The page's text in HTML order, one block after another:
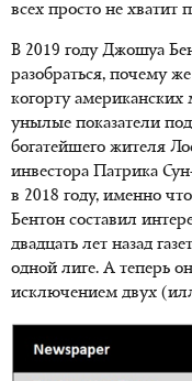
всех просто не хватит
В 2019 году Джошуа
разобраться, почему
когорту американских
унылые показатели
богатейшего жителя
инвестора Патрика
в 2018 году, именно
Бентон составил
двадцать лет назад
одной лиге. А теперь
исключением двух